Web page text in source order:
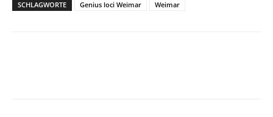
SCHLAGWORTE Genius loci Weimar Weimar